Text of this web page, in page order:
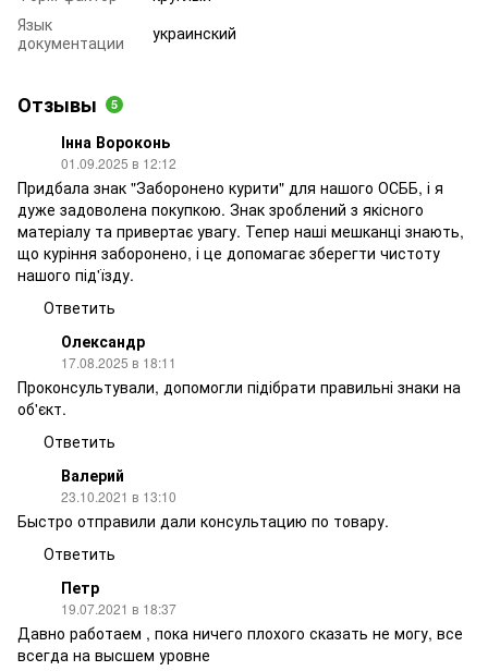
Язык
документации
украинский
Отзывы 5
Інна Вороконь
01.09.2025 в 12:12
Придбала знак "Заборонено курити" для нашого ОСББ, і я
дуже задоволена покупкою. Знак зроблений з якісного
матеріалу та привертає увагу. Тепер наші мешканці знають,
що куріння заборонено, і це допомагає зберегти чистоту
нашого під'їзду.
Ответить
Олександр
17.08.2025 в 18:11
Проконсультували, допомогли підібрати правильні знаки на
об'єкт.
Ответить
Валерий
23.10.2021 в 13:10
Быстро отправили дали консультацию по товару.
Ответить
Петр
19.07.2021 в 18:37
Давно работаем , пока ничего плохого сказать не могу, все
всегда на высшем уровне